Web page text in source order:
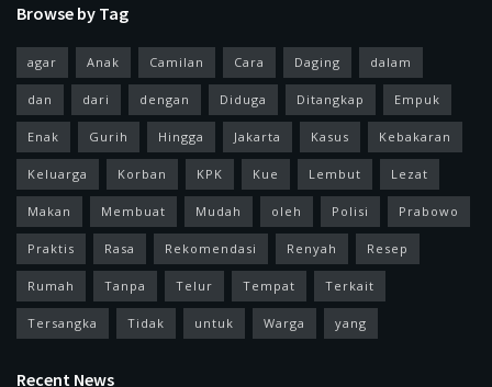
Browse by Tag
agar Anak Camilan Cara Daging dalam
dan dari dengan Diduga Ditangkap Empuk
Enak Gurih Hingga Jakarta Kasus Kebakaran
Keluarga Korban KPK Kue Lembut Lezat
Makan Membuat Mudah oleh Polisi Prabowo
Praktis Rasa Rekomendasi Renyah Resep
Rumah Tanpa Telur Tempat Terkait
Tersangka Tidak untuk Warga yang
Recent News